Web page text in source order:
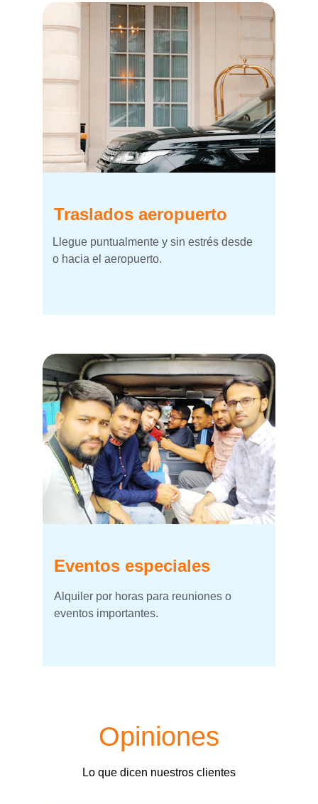
Traslados aeropuerto
Llegue puntualmente y sin estrés desde
o hacia el aeropuerto.
Alquiler por horas para reuniones o
eventos importantes.
Eventos especiales
Opiniones
Lo que dicen nuestros clientes